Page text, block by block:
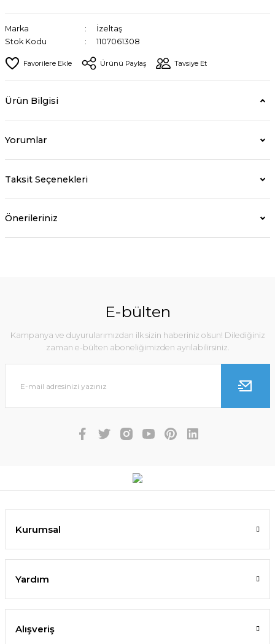
Marka
İzeltaş
Stok Kodu
1107061308
Ürünü Paylaş Tavsiye Et
Ürün Bilgisi
Yorumlar
Taksit Seçenekleri
Önerileriniz
E-bülten
Kampanya ve duyurularımızdan ilk sizin haberiniz olsun! Dilediğiniz
zaman e-bülten aboneliğimizden ayrılabilirsiniz.
Kurumsal
Yardım
Alışveriş